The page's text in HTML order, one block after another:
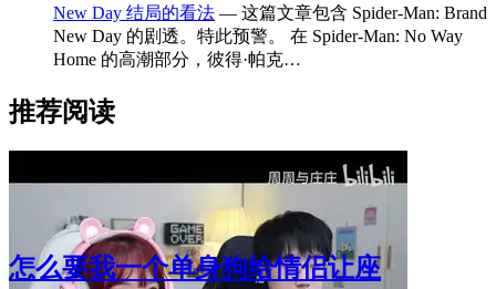
New Day 结局的看法 — 这篇文章包含 Spider-Man: Brand
New Day 的剧透。特此预警。 在 Spider-Man: No Way
Home 的高潮部分，彼得·帕克…
推荐阅读
怎么要我一个单身狗给情侣让座